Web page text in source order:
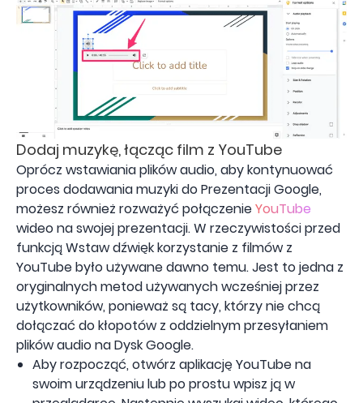
Dodaj muzykę, łącząc film z YouTube
Oprócz wstawiania plików audio, aby kontynuować
proces dodawania muzyki do Prezentacji Google,
możesz również rozważyć połączenieYouTube
wideo na swojej prezentacji. W rzeczywistości przed
funkcją Wstaw dźwięk korzystanie z filmów z
YouTube było używane dawno temu. Jest to jedna z
oryginalnych metod używanych wcześniej przez
użytkowników, ponieważ są tacy, którzy nie chcą
dołączać do kłopotów z oddzielnym przesyłaniem
plików audio na Dysk Google.
Aby rozpocząć, otwórz aplikację YouTube na
swoim urządzeniu lub po prostu wpisz ją w